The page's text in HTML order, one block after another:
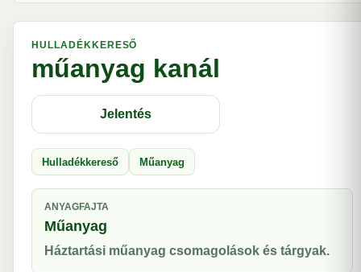
HULLADÉKKERESŐ
műanyag kanál
Jelentés
Hulladékkereső Műanyag
ANYAGFAJTA
Műanyag
Háztartási műanyag csomagolások és tárgyak.